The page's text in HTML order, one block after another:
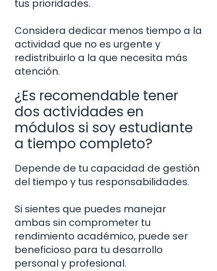
tus prioridades.
Considera dedicar menos tiempo a la
actividad que no es urgente y
redistribuirlo a la que necesita más
atención.
¿Es recomendable tener
dos actividades en
módulos si soy estudiante
a tiempo completo?
Depende de tu capacidad de gestión
del tiempo y tus responsabilidades.
Si sientes que puedes manejar
ambas sin comprometer tu
rendimiento académico, puede ser
beneficioso para tu desarrollo
personal y profesional.